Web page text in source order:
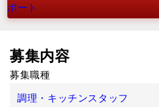
ポート
募集内容
募集職種
調理・キッチンスタッフ